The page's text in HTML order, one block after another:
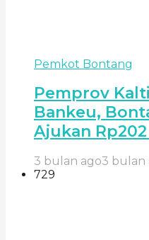
Pemkot Bontang
Pemprov
Bankeu,
Ajukan
3 bulan ago3 bulan
729